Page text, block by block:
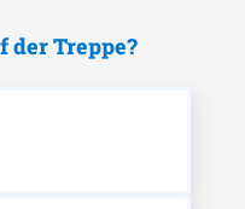
der Treppe?